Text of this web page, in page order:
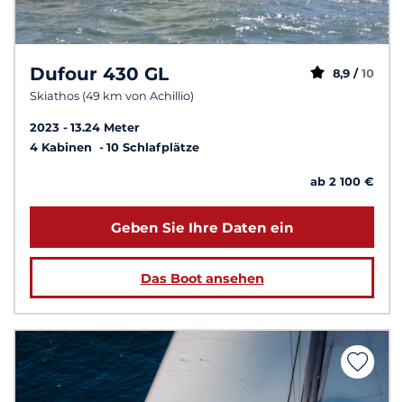
Dufour 430 GL
Skiathos (49 km von Achillio)
8,9 / 10
2023
13.24 Meter
4 Kabinen
10 Schlafplätze
ab 2 100 €
Geben Sie Ihre Daten ein
Das Boot ansehen